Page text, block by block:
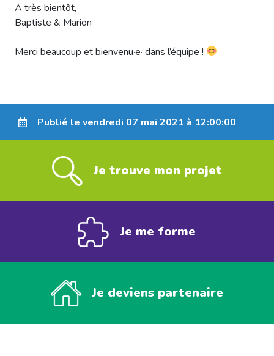
A très bientôt,
Baptiste & Marion
Merci beaucoup et bienvenu·e· dans l’équipe !
Publié le vendredi 07 mai 2021 à 12:00:00
Je trouve mon projet
Je me forme
Je deviens partenaire